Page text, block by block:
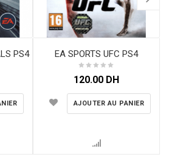
PS4 EA SPORTS UFC PS4
120.00 DH
AJOUTER AU PANIER